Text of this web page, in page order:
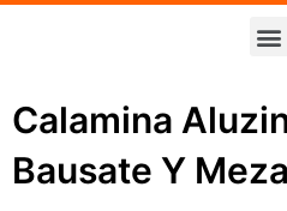
Calamina
Bausate Y Meza